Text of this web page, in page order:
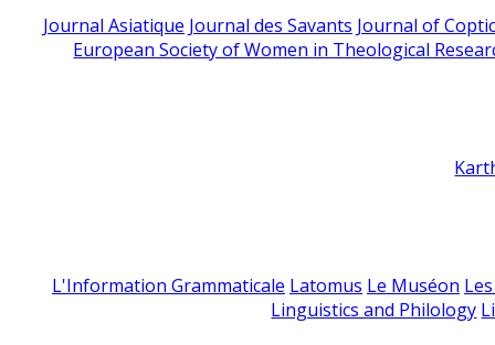
Journal Asiatique Journal des Savants Journal of
European Society of Women in Theological
L'Information Grammaticale Latomus Le Muséon
Linguistics and Philology